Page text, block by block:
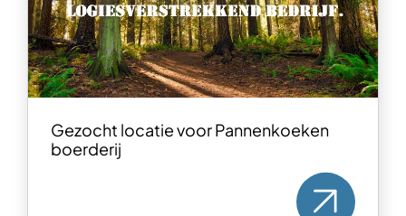
Gezocht locatie voor Pannenkoeken
boerderij